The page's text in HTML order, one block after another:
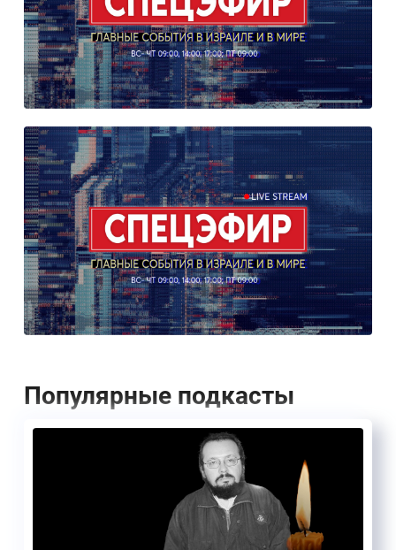
Популярные подкасты